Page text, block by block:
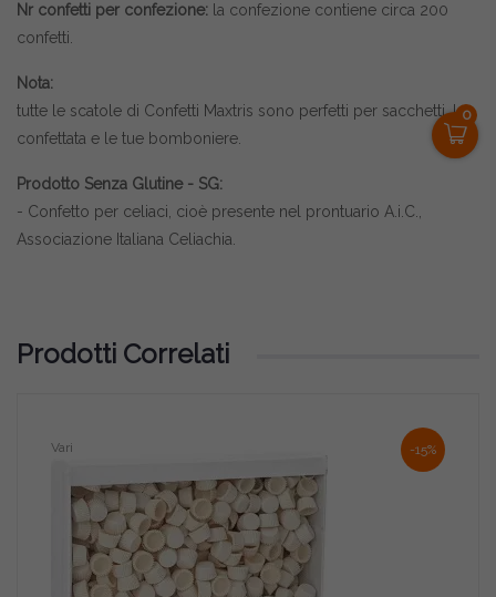
0
Nr confetti per confezione: la confezione contiene circa 200
confetti.
Nota:
tutte le scatole di Confetti Maxtris sono perfetti per sacchetti, la
confettata e le tue bomboniere.
Prodotto Senza Glutine - SG:
- Confetto per celiaci, cioè presente nel prontuario A.i.C.,
Associazione Italiana Celiachia.
Prodotti Correlati
-15%
Vari